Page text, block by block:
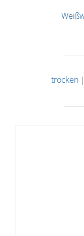
trocken |